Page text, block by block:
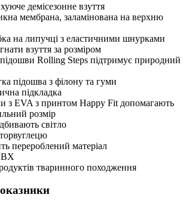
демісезонне взуття
мембрана, заламінована на верхню
на липучці з еластичними шнурками
взуття за розміром
Rolling Steps підтримує природний
підошва з філону та гуми
підкладка
з EVA з принтом Happy Fit допомагають
розмір
світло
перероблений матеріал
тваринного походження